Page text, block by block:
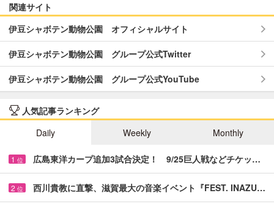
関連サイト
伊豆シャボテン動物公園 オフィシャルサイト
伊豆シャボテン動物公園 グループ公式Twitter
伊豆シャボテン動物公園 グループ公式YouTube
人気記事ランキング
Daily
Weekly Monthly
1 位 広島東洋カープ追加3試合決定！ 9/25巨人戦などチケッ…
2 位 西川貴教に直撃、滋賀最大の音楽イベント『FEST. INAZU…